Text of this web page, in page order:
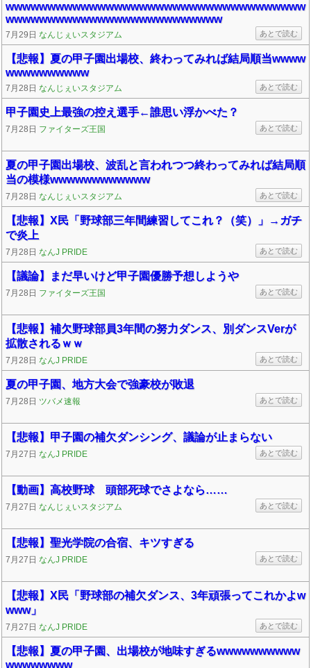
wwwwwwwwwwwwwwwwwwwwwwwwwwwwwwwwwwww
wwwwwwwwwwwwwwwwwwwwwwwwww
7月29日 なんじぇいスタジアム あとで読む
【悲報】夏の甲子園出場校、終わってみれば結局順当wwww
wwwwwwwwww
7月28日 なんじぇいスタジアム あとで読む
甲子園史上最強の控え選手←誰思い浮かべた？
7月28日 ファイターズ王国 あとで読む
夏の甲子園出場校、波乱と言われつつ終わってみれば結局順
当の模様wwwwwwwwwwww
7月28日 なんじぇいスタジアム あとで読む
【悲報】X民「野球部三年間練習してこれ？（笑）」→ガチ
で炎上
7月28日 なんJ PRIDE あとで読む
【議論】まだ早いけど甲子園優勝予想しようや
7月28日 ファイターズ王国 あとで読む
【悲報】補欠野球部員3年間の努力ダンス、別ダンスVerが
拡散されるｗｗ
7月28日 なんJ PRIDE あとで読む
夏の甲子園、地方大会で強豪校が敗退
7月28日 ツバメ速報 あとで読む
【悲報】甲子園の補欠ダンシング、議論が止まらない
7月27日 なんJ PRIDE あとで読む
【動画】高校野球 頭部死球でさよなら……
7月27日 なんじぇいスタジアム あとで読む
【悲報】聖光学院の合宿、キツすぎる
7月27日 なんJ PRIDE あとで読む
【悲報】X民「野球部の補欠ダンス、3年頑張ってこれかよw
www」
7月27日 なんJ PRIDE あとで読む
【悲報】夏の甲子園、出場校が地味すぎるwwwwwwwwww
wwwwwwww